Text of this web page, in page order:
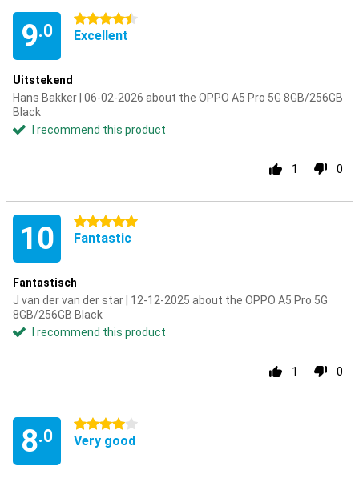
9.0
4.5 stars
Excellent
Uitstekend
Hans Bakker | 06-02-2026 about the OPPO A5 Pro 5G 8GB/256GB
Black
I recommend this product
1 0
10 5 stars
Fantastic
Fantastisch
J van der van der star | 12-12-2025 about the OPPO A5 Pro 5G
8GB/256GB Black
I recommend this product
1 0
8.0
4 stars
Very good